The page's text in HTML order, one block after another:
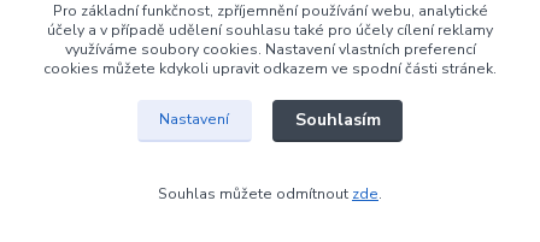
obchod-naprutu@seznam.cz
Pro základní funkčnost, zpříjemnění používání webu, analytické
účely a v případě udělení souhlasu také pro účely cílení reklamy
využíváme soubory cookies. Nastavení vlastních preferencí
cookies můžete kdykoli upravit odkazem ve spodní části stránek.
Nastavení Souhlasím
Souhlas můžete odmítnout zde.